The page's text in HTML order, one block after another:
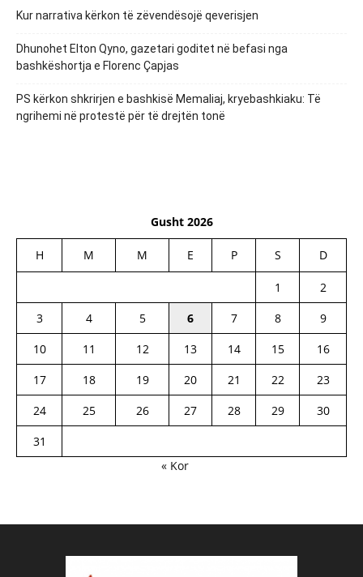
Kur narrativa kërkon të zëvendësojë qeverisjen
Dhunohet Elton Qyno, gazetari goditet në befasi nga
bashkëshortja e Florenc Çapjas
PS kërkon shkrirjen e bashkisë Memaliaj, kryebashkiaku: Të
ngrihemi në protestë për të drejtën tonë
Gusht 2026
H M M E P S D
1
2
3
4 5 6 7 8
9
10
11 12 13 14 15
16
17
18 19 20 21 22
23
24
25 26 27 28 29
30
31
« Kor